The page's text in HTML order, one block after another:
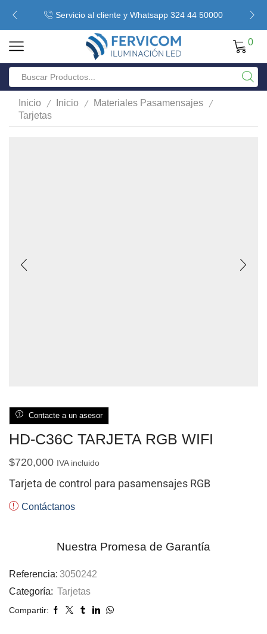
Servicio al cliente y Whatsapp 324 44 50000
0
Inicio / Inicio / Materiales Pasamensajes /
Tarjetas
Contacte a un asesor
HD-C36C TARJETA RGB WIFI
$720,000 IVA incluido
Tarjeta de control para pasamensajes RGB
Contáctanos
Nuestra Promesa de Garantía
Referencia: 3050242
Categoría: Tarjetas
Compartir: